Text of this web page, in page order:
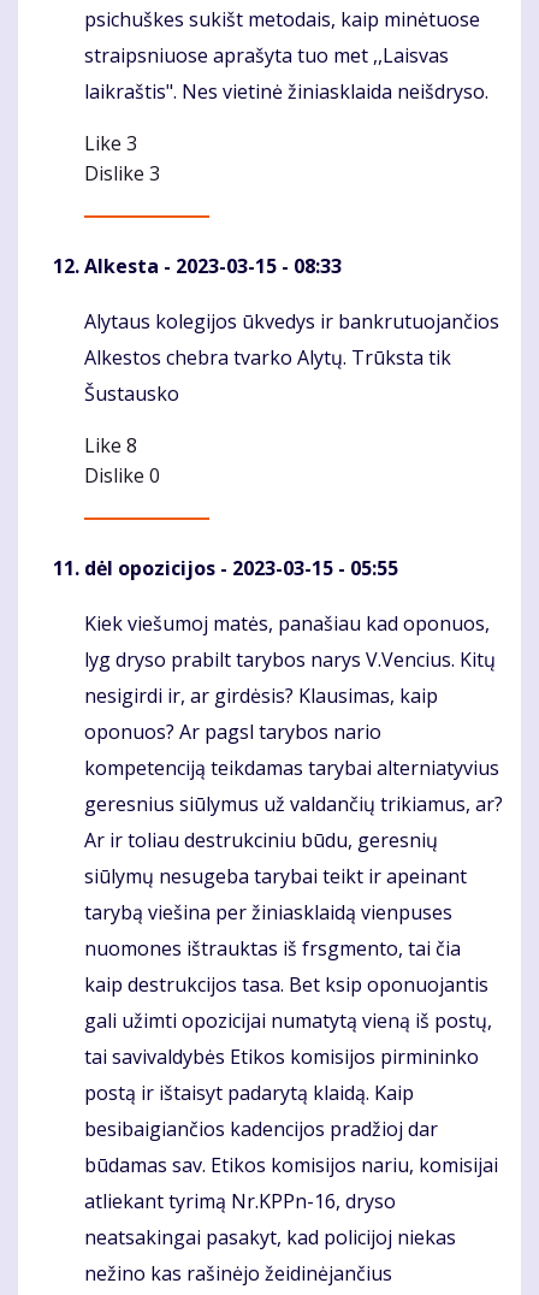
psichuškes sukišt metodais, kaip minėtuose
straipsniuose aprašyta tuo met ,,Laisvas
laikraštis". Nes vietinė žiniasklaida neišdryso.
Like 3
Dislike 3
Alkesta - 2023-03-15 - 08:33
Komentaras
Alytaus kolegijos ūkvedys ir bankrutuojančios
Alkestos chebra tvarko Alytų. Trūksta tik
Šustausko
Like 8
Dislike 0
dėl opozicijos - 2023-03-15 - 05:55
Komentaras
Kiek viešumoj matės, panašiau kad oponuos,
lyg dryso prabilt tarybos narys V.Vencius. Kitų
nesigirdi ir, ar girdėsis? Klausimas, kaip
oponuos? Ar pagsl tarybos nario
kompetenciją teikdamas tarybai alterniatyvius
geresnius siūlymus už valdančių trikiamus, ar?
Ar ir toliau destrukciniu būdu, geresnių
siūlymų nesugeba tarybai teikt ir apeinant
tarybą viešina per žiniasklaidą vienpuses
nuomones ištrauktas iš frsgmento, tai čia
kaip destrukcijos tasa. Bet ksip oponuojantis
gali užimti opozicijai numatytą vieną iš postų,
tai savivaldybės Etikos komisijos pirmininko
postą ir ištaisyt padarytą klaidą. Kaip
besibaigiančios kadencijos pradžioj dar
būdamas sav. Etikos komisijos nariu, komisijai
atliekant tyrimą Nr.KPPn-16, dryso
neatsakingai pasakyt, kad policijoj niekas
nežino kas rašinėjo žeidinėjančius